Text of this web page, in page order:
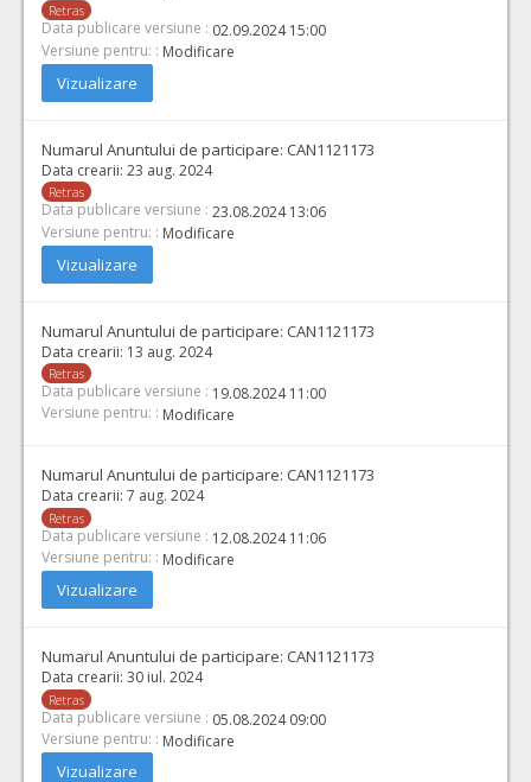
Retras
Data publicare versiune : 02.09.2024 15:00
Versiune pentru: : Modificare
Vizualizare
Numarul Anuntului de participare: CAN1121173
Data crearii: 23 aug. 2024
Retras
Data publicare versiune : 23.08.2024 13:06
Versiune pentru: : Modificare
Vizualizare
Numarul Anuntului de participare: CAN1121173
Data crearii: 13 aug. 2024
Retras
Data publicare versiune : 19.08.2024 11:00
Versiune pentru: : Modificare
Numarul Anuntului de participare: CAN1121173
Data crearii: 7 aug. 2024
Retras
Data publicare versiune : 12.08.2024 11:06
Versiune pentru: : Modificare
Vizualizare
Numarul Anuntului de participare: CAN1121173
Data crearii: 30 iul. 2024
Retras
Data publicare versiune : 05.08.2024 09:00
Versiune pentru: : Modificare
Vizualizare